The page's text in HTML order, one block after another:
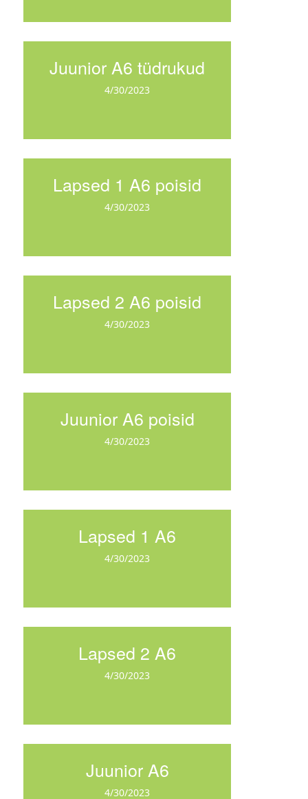
Juunior A6 tüdrukud
4/30/2023
Lapsed 1 A6 poisid
4/30/2023
Lapsed 2 A6 poisid
4/30/2023
Juunior A6 poisid
4/30/2023
Lapsed 1 A6
4/30/2023
Lapsed 2 A6
4/30/2023
Juunior A6
4/30/2023